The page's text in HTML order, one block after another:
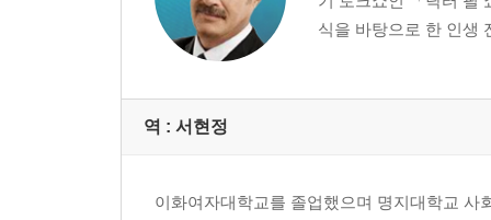
항상 자신의 모습을 있는 그대로 받아들이자
이제 달라진 생각만큼 달라진 사랑을 시작하자
나의 진짜 모습, 남들에게는 어떻게 보일까?
자신의 관심사는 무엇인가? 남다른 가치관을 가져
식을 바탕으로 한 인생
역 : 서현정
이화여자대학교를 졸업했으며 명지대학교